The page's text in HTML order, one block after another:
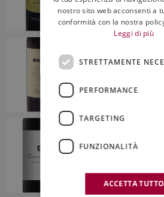
19 Marzo 2021
Riecine, Docg
Tenuta Carleone,
2018
19 Marzo 2021
nostro sito web acconsenti a
conformità con la nostra
Leggi di più
STRETTAMENTE
PERFORMANCE
TARGETING
FUNZIONALITÀ
ACCETTA TUTTO